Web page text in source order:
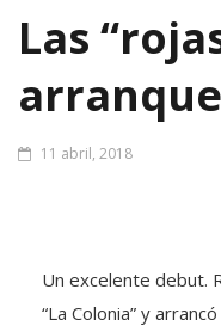
Las
11 abril, 2018
Un excelente debut.
“La Colonia” y